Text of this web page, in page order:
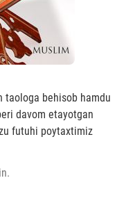
taologa behisob hamdu
davom etayotgan
futuhi poytaxtimiz